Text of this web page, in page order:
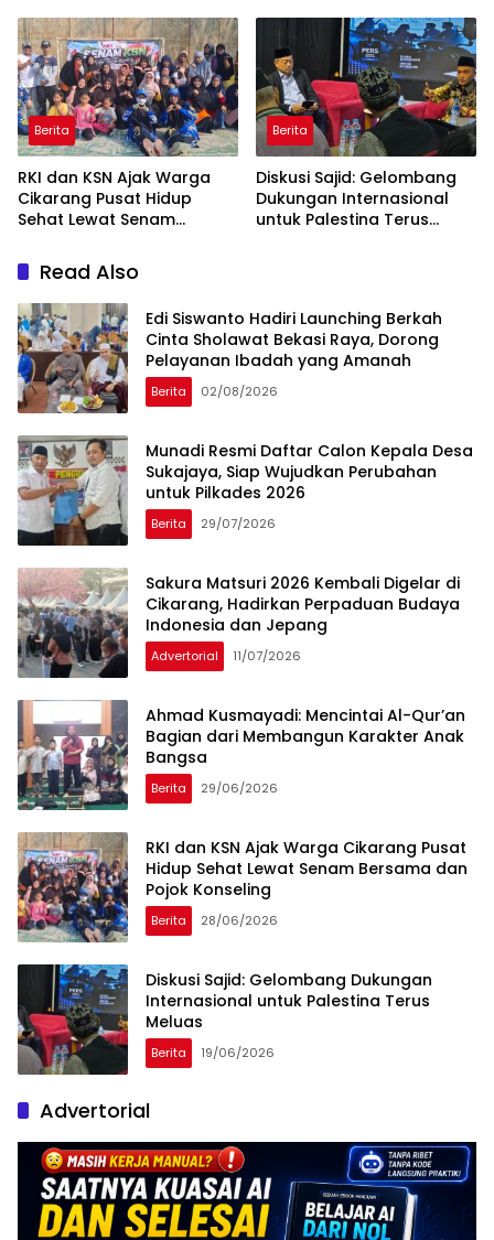
Indonesia dan Jepang
Berita
RKI dan KSN Ajak Warga
Cikarang Pusat Hidup
Sehat Lewat Senam
Konseling
Berita
Diskusi Sajid: Gelombang
Dukungan Internasional
untuk Palestina Terus
Read Also
Edi Siswanto Hadiri Launching Berkah
Cinta Sholawat Bekasi Raya, Dorong
Pelayanan Ibadah yang Amanah
Berita 02/08/2026
Munadi Resmi Daftar Calon Kepala Desa
Sukajaya, Siap Wujudkan Perubahan
untuk Pilkades 2026
Berita 29/07/2026
Sakura Matsuri 2026 Kembali Digelar di
Cikarang, Hadirkan Perpaduan Budaya
Indonesia dan Jepang
Advertorial 11/07/2026
Ahmad Kusmayadi: Mencintai Al-Qur’an
Bagian dari Membangun Karakter Anak
Bangsa
Berita 29/06/2026
RKI dan KSN Ajak Warga Cikarang Pusat
Hidup Sehat Lewat Senam Bersama dan
Pojok Konseling
Berita 28/06/2026
Diskusi Sajid: Gelombang Dukungan
Internasional untuk Palestina Terus
Meluas
Berita 19/06/2026
Advertorial